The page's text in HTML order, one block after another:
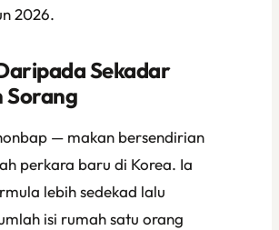
2026.
Sekadar
Sorang
— makan bersendirian
perkara baru di Korea. Ia
lebih sedekad lalu
isi rumah satu orang